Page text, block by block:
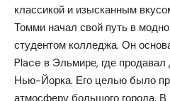
классикой и изысканным
Томми начал свой путь в
студентом колледжа. Он
Place в Эльмире, где
Нью-Йорка. Его целью было
атмосферу большого города.